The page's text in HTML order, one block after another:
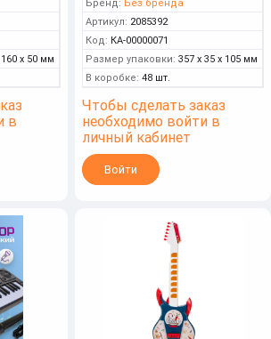
160 x 50 мм
в
Бренд: Без бренда
Артикул: 2085392
Код: КА-00000071
Размер упаковки: 357 x 35 x 105 мм
В коробке: 48 шт.
Чтобы сделать заказ
необходимо войти в
личный кабинет
Войти